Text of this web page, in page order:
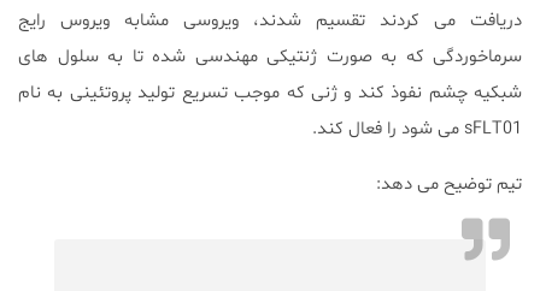
دریافت می کردند تقسیم شدند، ویروسی مشابه ویروس رایج
سرماخوردگی که به صورت ژنتیکی مهندسی شده تا به سلول های
شبکیه چشم نفوذ کند و ژنی که موجب تسریع تولید پروتئینی به نام
sFLT01 می شود را فعال کند.
تیم توضیح می دهد: